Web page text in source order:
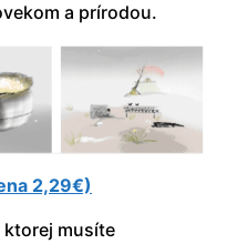
a prírodou.
2,29€)
ktorej musíte